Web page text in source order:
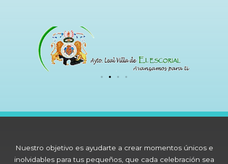
Nuestro objetivo es ayudarte a crear momentos únicos e
inolvidables para tus pequeños, que cada celebración sea